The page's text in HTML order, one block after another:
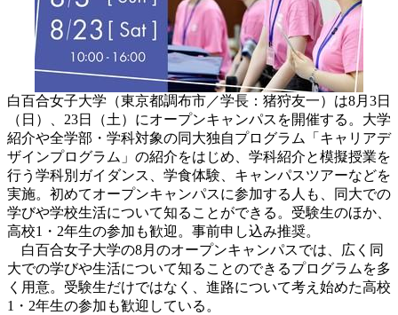
白百合女子大学（東京都調布市／学長：猪狩友一）は8月3日
（日）、23日（土）にオープンキャンパスを開催する。大学
紹介や全学部・学科対象の同大独自プログラム「キャリアデ
ザインプログラム」の紹介をはじめ、学科紹介と模擬授業を
行う学科別ガイダンス、学食体験、キャンパスツアーなどを
実施。初めてオープンキャンパスに参加する人も、同大での
学びや学校生活について知ることができる。受験生のほか、
高校1・2年生の参加も歓迎。事前申し込み推奨。
白百合女子大学の8月のオープンキャンパスでは、広く同
大での学びや生活について知ることのできるプログラムを多
く用意。受験生だけではなく、進路について考え始めた高校
1・2年生の参加も歓迎している。